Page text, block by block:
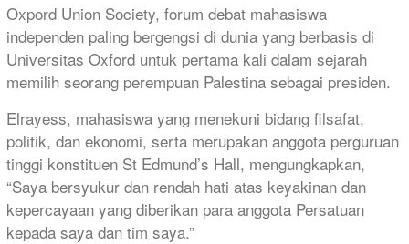
Oxpord Union Society, forum debat mahasiswa
independen paling bergengsi di dunia yang berbasis di
Universitas Oxford untuk pertama kali dalam sejarah
memilih seorang perempuan Palestina sebagai presiden.
Elrayess, mahasiswa yang menekuni bidang filsafat,
politik, dan ekonomi, serta merupakan anggota perguruan
tinggi konstituen St Edmund’s Hall, mengungkapkan,
“Saya bersyukur dan rendah hati atas keyakinan dan
kepercayaan yang diberikan para anggota Persatuan
kepada saya dan tim saya.”